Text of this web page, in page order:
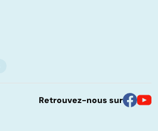
Retrouvez-nous sur